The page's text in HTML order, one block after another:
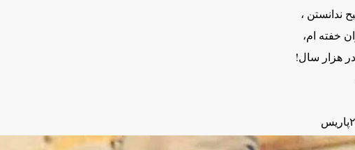
ندانستن ،
خفته ام،
هزار سال!